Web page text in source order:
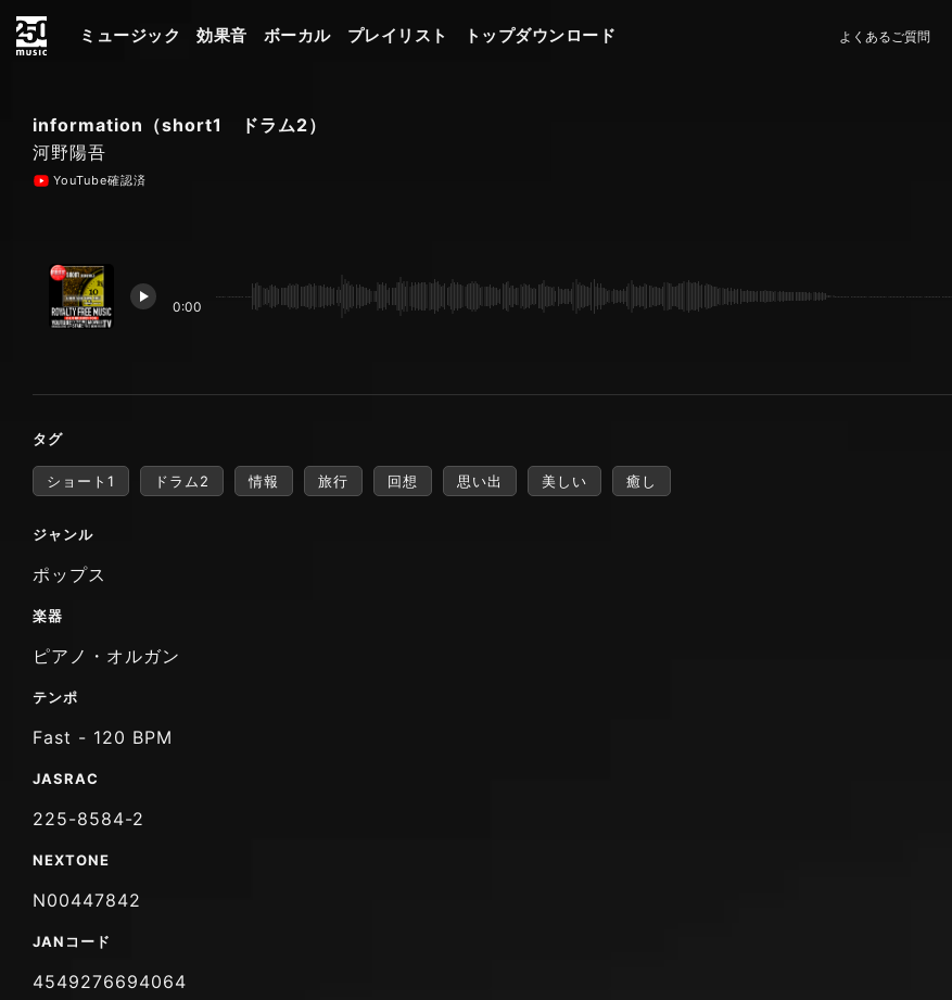
ミュージック 効果音 ボーカル プレイリスト トップダウンロード よくあるご質問
information（short1 ドラム2）
河野陽吾
YouTube確認済
0:00
タグ
ショート1 ドラム2 情報 旅行 回想 思い出 美しい 癒し
ジャンル
ポップス
楽器
ピアノ・オルガン
テンポ
Fast - 120 BPM
JASRAC
225-8584-2
NEXTONE
N00447842
JANコード
4549276694064